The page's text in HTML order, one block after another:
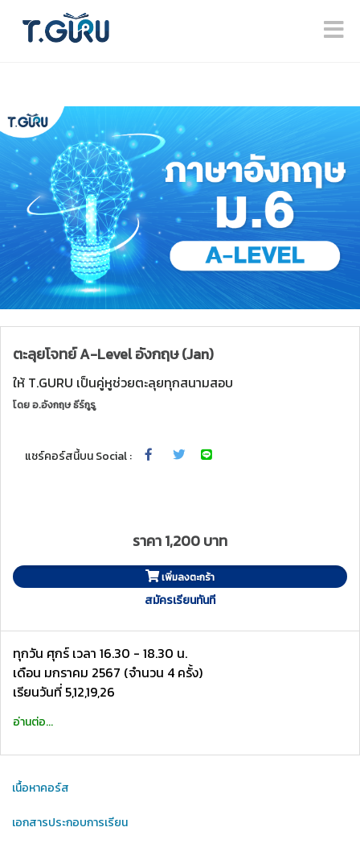
ตะลุยโจทย์ A-Level อังกฤษ (Jan)
ให้ T.GURU เป็นคู่หูช่วยตะลุยทุกสนามสอบ
โดยอ.อังกฤษ ธีร์กูรู
แชร์คอร์สนี้บน Social :
ราคา 1,200 บาท
เพิ่มลงตะกร้า
สมัครเรียนทันที
ทุกวัน ศุกร์ เวลา 16.30 - 18.30 น.
เดือน มกราคม 2567 (จำนวน 4 ครั้ง)
เรียนวันที่ 5,12,19,26
อ่านต่อ...
เนื้อหาคอร์ส
เอกสารประกอบการเรียน